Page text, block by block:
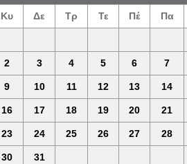
Κυ Δε Τρ Τε Πέ Πα
2 3 4 5 6 7
9 10 11 12 13 14
16 17 18 19 20 21
23 24 25 26 27 28
30 31